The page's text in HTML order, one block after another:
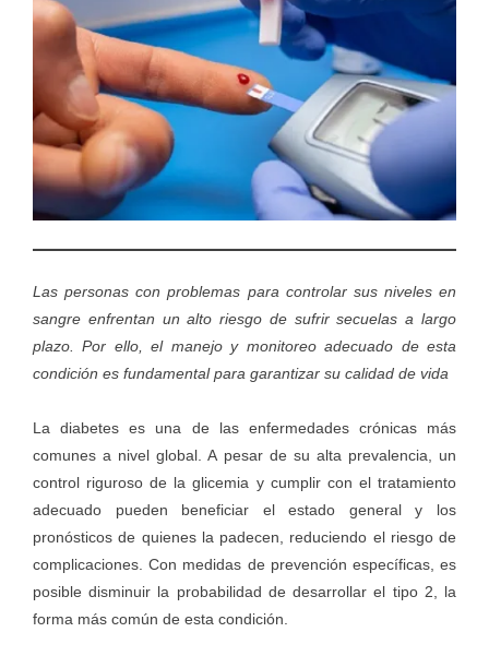
Las personas con problemas para controlar sus niveles en
sangre enfrentan un alto riesgo de sufrir secuelas a largo
plazo. Por ello, el manejo y monitoreo adecuado de esta
condición es fundamental para garantizar su calidad de vida
La diabetes es una de las enfermedades crónicas más
comunes a nivel global. A pesar de su alta prevalencia, un
control riguroso de la glicemia y cumplir con el tratamiento
adecuado pueden beneficiar el estado general y los
pronósticos de quienes la padecen, reduciendo el riesgo de
complicaciones. Con medidas de prevención específicas, es
posible disminuir la probabilidad de desarrollar el tipo 2, la
forma más común de esta condición.